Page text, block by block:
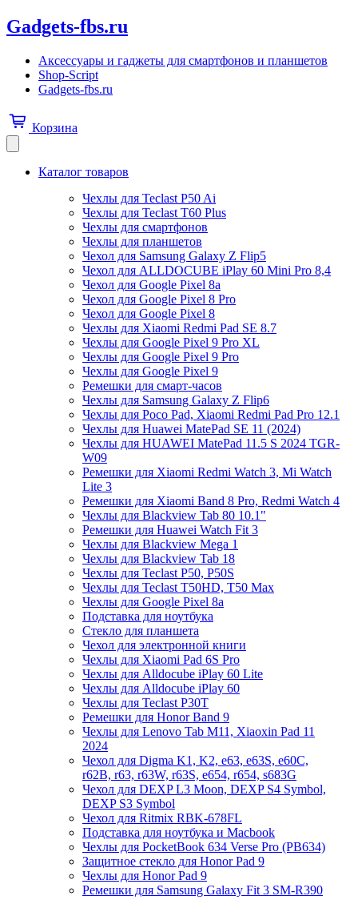
Gadgets-fbs.ru
Аксессуары и гаджеты для смартфонов и планшетов
Shop-Script
Gadgets-fbs.ru
Корзина
Каталог товаров
Чехлы для Teclast P50 Ai
Чехлы для Teclast T60 Plus
Чехлы для смартфонов
Чехлы для планшетов
Чехол для Samsung Galaxy Z Flip5
Чехол для ALLDOCUBE iPlay 60 Mini Pro 8,4
Чехол для Google Pixel 8a
Чехол для Google Pixel 8 Pro
Чехол для Google Pixel 8
Чехлы для Xiaomi Redmi Pad SE 8.7
Чехлы для Google Pixel 9 Pro XL
Чехлы для Google Pixel 9 Pro
Чехлы для Google Pixel 9
Ремешки для смарт-часов
Чехлы для Samsung Galaxy Z Flip6
Чехлы для Poco Pad, Xiaomi Redmi Pad Pro 12.1
Чехлы для Huawei MatePad SE 11 (2024)
Чехлы для HUAWEI MatePad 11.5 S 2024 TGR-
W09
Ремешки для Xiaomi Redmi Watch 3, Mi Watch
Lite 3
Ремешки для Xiaomi Band 8 Pro, Redmi Watch 4
Чехлы для Blackview Tab 80 10.1"
Ремешки для Huawei Watch Fit 3
Чехлы для Blackview Mega 1
Чехлы для Blackview Tab 18
Чехлы для Teclast P50, P50S
Чехлы для Teclast T50HD, T50 Max
Чехлы для Google Pixel 8a
Подставка для ноутбука
Стекло для планшета
Чехол для электронной книги
Чехлы для Xiaomi Pad 6S Pro
Чехлы для Alldocube iPlay 60 Lite
Чехлы для Alldocube iPlay 60
Чехлы для Teclast P30T
Ремешки для Honor Band 9
Чехлы для Lenovo Tab M11, Xiaoxin Pad 11
2024
Чехол для Digma K1, K2, e63, e63S, e60C,
r62B, r63, r63W, r63S, e654, r654, s683G
Чехол для DEXP L3 Moon, DEXP S4 Symbol,
DEXP S3 Symbol
Чехол для Ritmix RBK-678FL
Подставка для ноутбука и Macbook
Чехлы для PocketBook 634 Verse Pro (PB634)
Защитное стекло для Honor Pad 9
Чехлы для Honor Pad 9
Ремешки для Samsung Galaxy Fit 3 SM-R390